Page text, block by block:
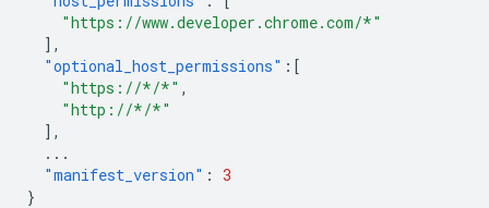
"https://www.developer.chrome.com/*"
],
"optional_host_permissions" :[
"https://*/*" ,
"http://*/*"
],
...
"manifest_version" : 3
}